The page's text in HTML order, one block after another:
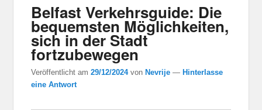
Belfast Verkehrsguide: Die
bequemsten Möglichkeiten,
sich in der Stadt
fortzubewegen
Veröffentlicht am29/12/2024 von Nevrije — Hinterlasse
eine Antwort